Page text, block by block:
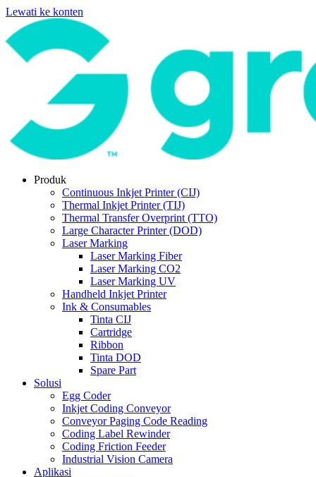
Lewati ke konten
Produk
Continuous Inkjet Printer (CIJ)
Thermal Inkjet Printer (TIJ)
Thermal Transfer Overprint (TTO)
Large Character Printer (DOD)
Laser Marking
Laser Marking Fiber
Laser Marking CO2
Laser Marking UV
Handheld Inkjet Printer
Ink & Consumables
Tinta CIJ
Cartridge
Ribbon
Tinta DOD
Spare Part
Solusi
Egg Coder
Inkjet Coding Conveyor
Conveyor Paging Code Reading
Coding Label Rewinder
Coding Friction Feeder
Industrial Vision Camera
Aplikasi